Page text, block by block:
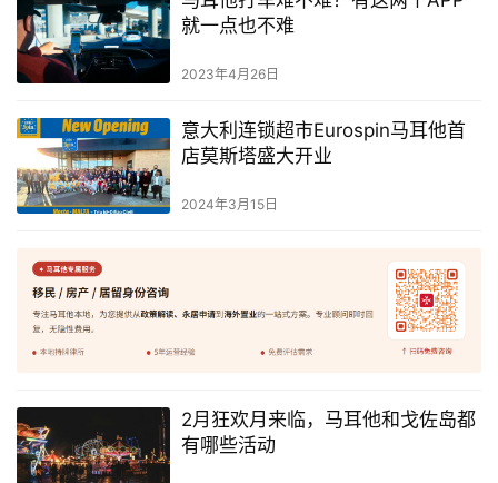
就一点也不难
2023年4月26日
意大利连锁超市Eurospin马耳他首
店莫斯塔盛大开业
2024年3月15日
2月狂欢月来临，马耳他和戈佐岛都
有哪些活动